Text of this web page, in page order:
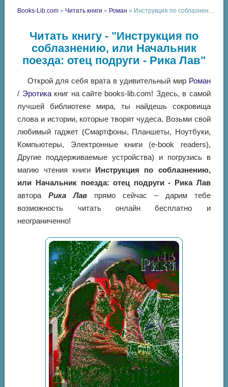
Books-Lib.com » Читать книги » Роман » Инструкция по соблазнению, или Начальник поезда: отец подруги - Рика Лав
Читать книгу - "Инструкция по
соблазнению, или Начальник
поезда: отец подруги - Рика Лав"
Открой для себя врата в удивительный мир Роман
/ Эротикакниг на сайте books-lib.com! Здесь, в самой
лучшей библиотеке мира, ты найдешь сокровища
слова и истории, которые творят чудеса. Возьми свой
любимый гаджет (Смартфоны, Планшеты, Ноутбуки,
Компьютеры, Электронные книги (e-book readers),
Другие поддерживаемые устройства) и погрузись в
магию чтения книги Инструкция по соблазнению,
или Начальник поезда: отец подруги - Рика Лав
автораРика Лав прямо сейчас – дарим тебе
возможность читать онлайн бесплатно и
неограниченно!